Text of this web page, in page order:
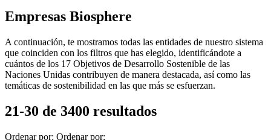
Empresas Biosphere
A continuación, te mostramos todas las entidades de nuestro sistema
que coinciden con los filtros que has elegido, identificándote a
cuántos de los 17 Objetivos de Desarrollo Sostenible de las
Naciones Unidas contribuyen de manera destacada, así como las
temáticas de sostenibilidad en las que más se esfuerzan.
21-30 de 3400 resultados
Ordenar por: Ordenar por: